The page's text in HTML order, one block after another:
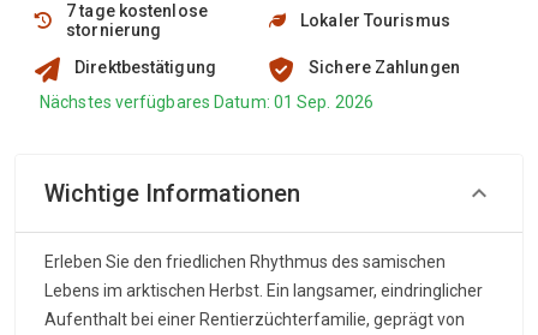
7 tage kostenlose
stornierung
Lokaler Tourismus
Direktbestätigung
Sichere Zahlungen
Nächstes verfügbares Datum: 01 Sep. 2026
Wichtige Informationen
Erleben Sie den friedlichen Rhythmus des samischen
Lebens im arktischen Herbst. Ein langsamer, eindringlicher
Aufenthalt bei einer Rentierzüchterfamilie, geprägt von